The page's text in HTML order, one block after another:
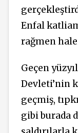
Enfal
rağmen
Geçen
Devleti’nin
geçmiş,
gibi burada